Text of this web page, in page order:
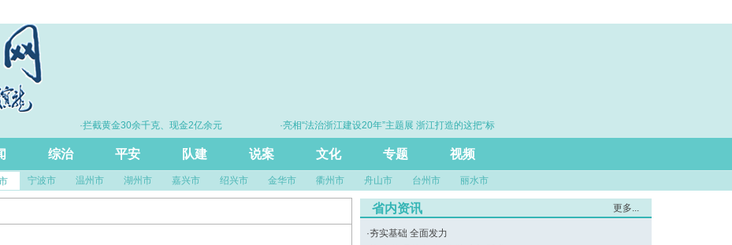
·拦截黄金30余千克、现金2亿余元
·亮相“法治浙江建设20年”主题展 浙江打造的这把“标
综治 平安 队建 说案 文化 专题 视频
宁波市 温州市 湖州市 嘉兴市 绍兴市 金华市 衢州市 舟山市 台州市 丽水市
省内资讯 更多...
·夯实基础 全面发力